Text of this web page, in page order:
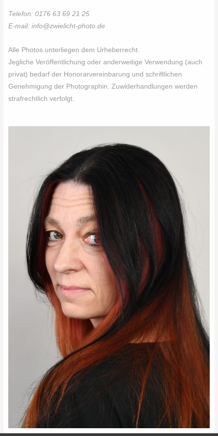
Telefon: 0176 63 69 21 25
E-mail:info@zwielicht-photo.de
Alle Photos unterliegen dem Urheberrecht.
Jegliche Veröffentlichung oder anderweitige Verwendung (auch
privat) bedarf der Honorarvereinbarung und schriftlichen
Genehmigung der Photographin. Zuwiderhandlungen werden
strafrechtlich verfolgt.